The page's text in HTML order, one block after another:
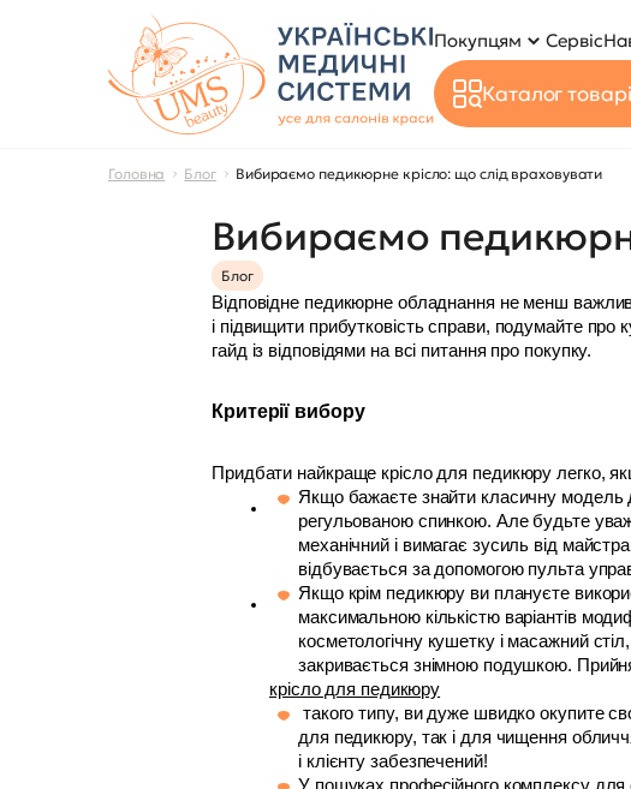
Покупцям Сервіс
Каталог
Головна Блог Вибираємо педикюрне крісло: що слід враховувати
Вибираємо
Блог
Відповідне педикюрне обладнання не менш
і підвищити прибутковість справи, подумайте
гайд із відповідями на всі питання про покупку.
Критерії вибору
Придбати найкраще крісло для педикюру легко,
Якщо бажаєте знайти класичну модель
регульованою спинкою. Але будьте
механічний і вимагає зусиль від
відбувається за допомогою пульта
Якщо крім педикюру ви плануєте
максимальною кількістю варіантів
косметологічну кушетку і масажний
закривається знімною подушкою.
крісло для педикюру
для педикюру, так і для чищення
і клієнту забезпечений!